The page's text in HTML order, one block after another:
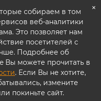
43 к2, офис 27
права защищены
данных
×
собираем в том
веб-аналитики
Это позволяет нам
посетителей с
Подробнее об
Вы можете прочитать в
. Если Вы не хотите,
измените
покиньте сайт.